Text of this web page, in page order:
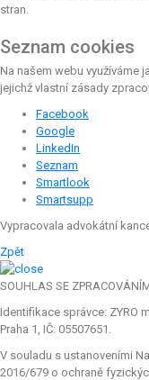
stran.
Seznam cookies
Na našem webu využíváme
jejichž vlastní zásady
Facebook
Google
LinkedIn
Seznam
Smartlook
Smartsupp
Vypracovala advokátní
Zpět
SOUHLAS SE
Identifikace správce: ZYRO
Praha 1, IČ: 05507651.
V souladu s ustanoveními
2016/679 o ochraně